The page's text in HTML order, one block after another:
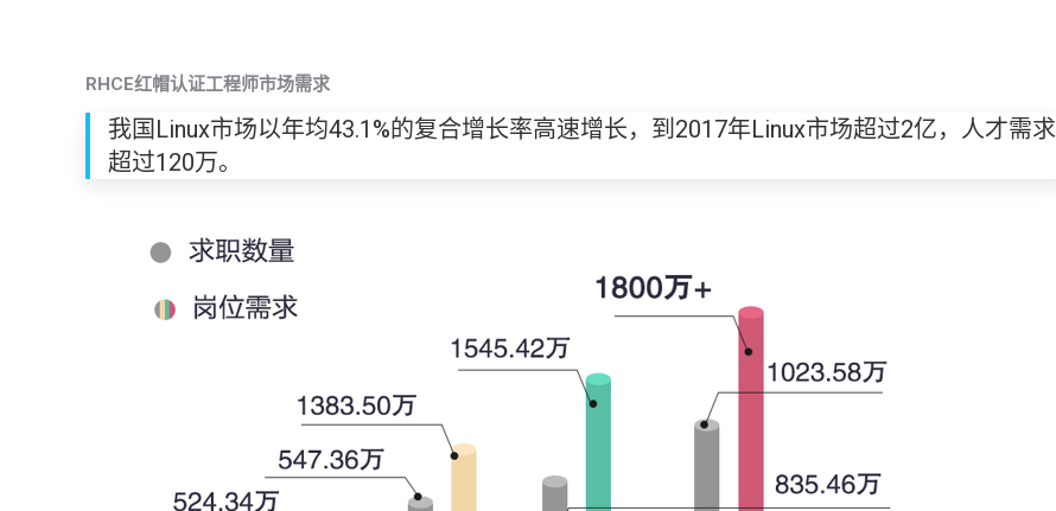
RHCE红帽认证工程师市场需求
我国Linux市场以年均43.1%的复合增长率高速增长，到2017年Linux市场超过2亿，人才需求
超过120万。